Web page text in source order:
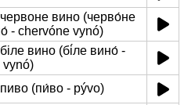
вино (черво́не
- chervóne vynó)
вино (бі́ле вино́ -
vynó)
(пи́во - pývo)